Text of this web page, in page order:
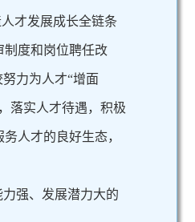
才发展成长全链条
制度和岗位聘任改
力为人才“增面
落实人才待遇，积极
人才的良好生态，
强、发展潜力大的